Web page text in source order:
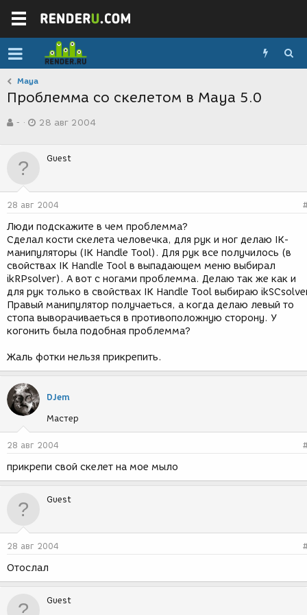
Maya
Проблемма со скелетом в Maya 5.0
в
р
м
-
а
д
н
и
я
28 авг 2004
Guest
28 авг 2004
Люди подскажите в чем проблемма?
Сделал кости скелета человечка, для рук и ног делаю IK-
манипуляторы (IK Handle Tool). Для рук все получилось (в
свойствах IK Handle Tool в выпадающем меню выбирал
ikRPsolver). А вот с ногами проблемма. Делаю так же как и
для рук только в свойствах IK Handle Tool выбираю
Правый манипулятор получаеться, а когда делаю левый то
стопа выворачиваеться в противоположную сторону. У
когонить была подобная проблемма?
Жаль фотки нельзя прикрепить.
DJem
Мастер
28 авг 2004
прикрепи свой скелет на мое мыло
Guest
28 авг 2004
Отослал
Guest